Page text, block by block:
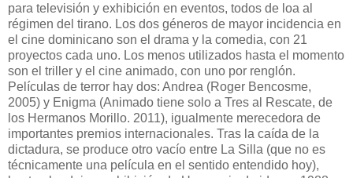
para televisión y exhibición en eventos, todos de loa al
régimen del tirano. Los dos géneros de mayor incidencia en
el cine dominicano son el drama y la comedia, con 21
proyectos cada uno. Los menos utilizados hasta el momento
son el triller y el cine animado, con uno por renglón.
Películas de terror hay dos: Andrea (Roger Bencosme,
2005) y Enigma (Animado tiene solo a Tres al Rescate, de
los Hermanos Morillo. 2011), igualmente merecedora de
importantes premios internacionales. Tras la caída de la
dictadura, se produce otro vacío entre La Silla (que no es
técnicamente una película en el sentido entendido hoy),